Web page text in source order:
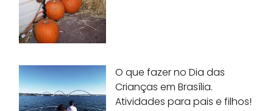
O que fazer no Dia das
Crianças em Brasília.
Atividades para pais e filhos!